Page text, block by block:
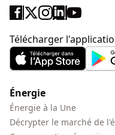
Télécharger
Énergie
Énergie à la Une
Décrypter le marché de